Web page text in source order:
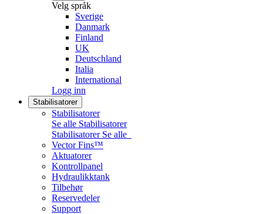
Velg språk
Sverige
Danmark
Finland
UK
Deutschland
Italia
International
Logg inn
Stabilisatorer
Stabilisatorer
Se alle Stabilisatorer
Stabilisatorer Se alle
Vector Fins™
Aktuatorer
Kontrollpanel
Hydraulikktank
Tilbehør
Reservedeler
Support